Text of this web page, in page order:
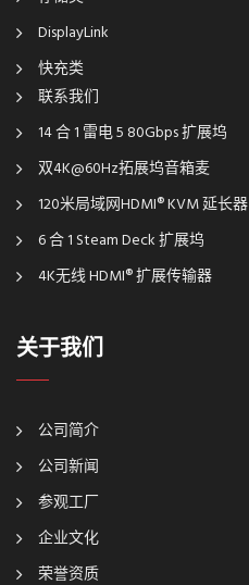
DisplayLink
快充类
联系我们
14 合 1 雷电 5 80Gbps 扩展坞
双4K@60Hz拓展坞音箱麦
120米局域网HDMI® KVM 延长器
6 合 1 Steam Deck 扩展坞
4K无线 HDMI® 扩展传输器
关于我们
公司简介
公司新闻
参观工厂
企业文化
荣誉资质